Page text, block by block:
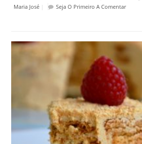
Maria José| Seja O Primeiro A Comentar